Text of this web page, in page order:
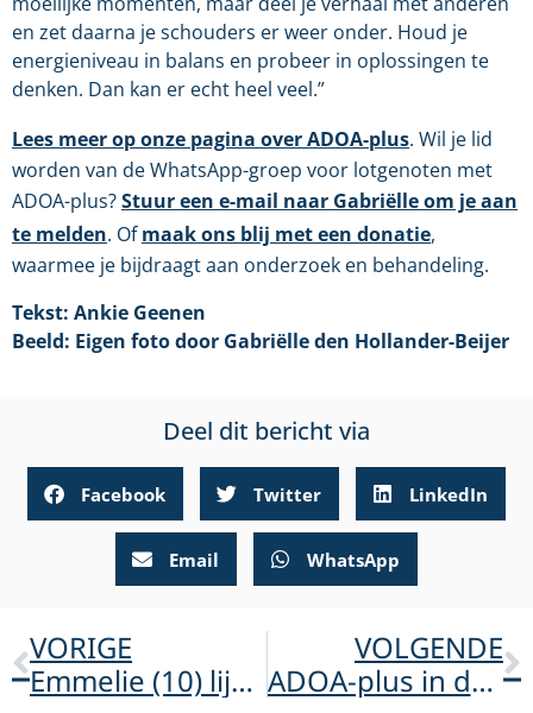
en zet daarna je schouders er weer onder. Houd je
energieniveau in balans en probeer in oplossingen te
denken. Dan kan er echt heel veel.”
Lees meer op onze pagina over ADOA-plus. Wil je lid
worden van de WhatsApp-groep voor lotgenoten met
ADOA-plus?Stuur een e-mail naar Gabriëlle om je aan
te melden. Ofmaak ons blij met een donatie,
waarmee je bijdraagt aan onderzoek en behandeling.
Tekst: Ankie Geenen
Beeld: Eigen foto door Gabriëlle den Hollander-Beijer
Deel dit bericht via
Facebook Twitter LinkedIn
Email WhatsApp
VORIGE
Emmelie (10) lijdt aan zeldzame oogziekte, dus komt zus Norah (13) in actie
VOLGENDE
ADOA-plus in de spotlight: in gesprek over gehoorverlies en het cochleair implantaat